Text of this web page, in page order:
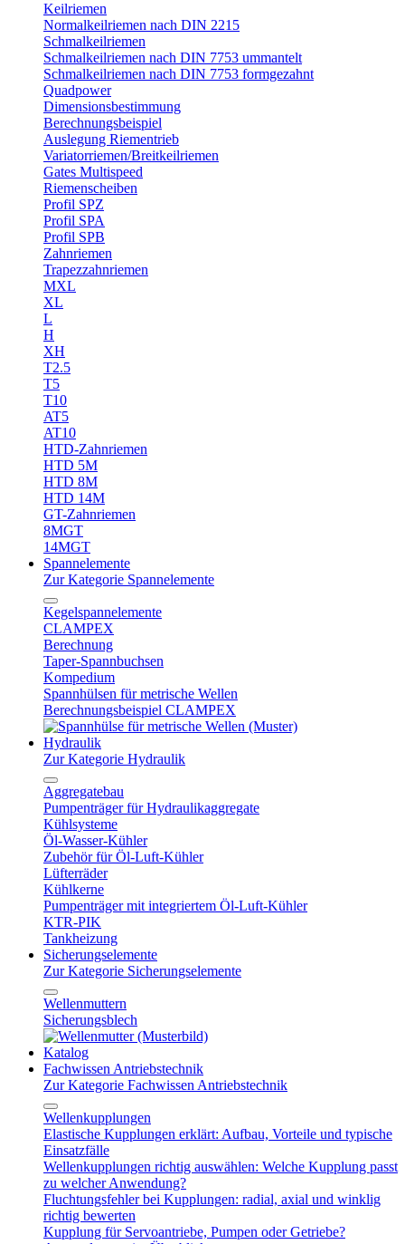
Keilriemen
Normalkeilriemen nach DIN 2215
Schmalkeilriemen
Schmalkeilriemen nach DIN 7753 ummantelt
Schmalkeilriemen nach DIN 7753 formgezahnt
Quadpower
Dimensionsbestimmung
Berechnungsbeispiel
Auslegung Riementrieb
Variatorriemen/Breitkeilriemen
Gates Multispeed
Riemenscheiben
Profil SPZ
Profil SPA
Profil SPB
Zahnriemen
Trapezzahnriemen
MXL
XL
L
H
XH
T2.5
T5
T10
AT5
AT10
HTD-Zahnriemen
HTD 5M
HTD 8M
HTD 14M
GT-Zahnriemen
8MGT
14MGT
Spannelemente
Zur Kategorie Spannelemente
Kegelspannelemente
CLAMPEX
Berechnung
Taper-Spannbuchsen
Kompedium
Spannhülsen für metrische Wellen
Berechnungsbeispiel CLAMPEX
Hydraulik
Zur Kategorie Hydraulik
Aggregatebau
Pumpenträger für Hydraulikaggregate
Kühlsysteme
Öl-Wasser-Kühler
Zubehör für Öl-Luft-Kühler
Lüfterräder
Kühlkerne
Pumpenträger mit integriertem Öl-Luft-Kühler
KTR-PIK
Tankheizung
Sicherungselemente
Zur Kategorie Sicherungselemente
Wellenmuttern
Sicherungsblech
Katalog
Fachwissen Antriebstechnik
Zur Kategorie Fachwissen Antriebstechnik
Wellenkupplungen
Elastische Kupplungen erklärt: Aufbau, Vorteile und typische
Einsatzfälle
Wellenkupplungen richtig auswählen: Welche Kupplung passt
zu welcher Anwendung?
Fluchtungsfehler bei Kupplungen: radial, axial und winklig
richtig bewerten
Kupplung für Servoantriebe, Pumpen oder Getriebe?